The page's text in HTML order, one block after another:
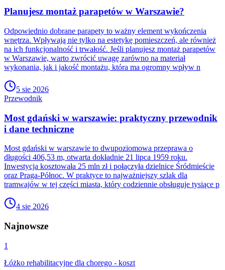
Planujesz montaż parapetów w Warszawie?
Odpowiednio dobrane parapety to ważny element wykończenia
wnętrza. Wpływają nie tylko na estetykę pomieszczeń, ale również
na ich funkcjonalność i trwałość. Jeśli planujesz montaż parapetów
w Warszawie, warto zwrócić uwagę zarówno na materiał
wykonania, jak i jakość montażu, która ma ogromny wpływ n
5 sie 2026
Przewodnik
Most gdański w warszawie: praktyczny przewodnik
i dane techniczne
Most gdański w warszawie to dwupoziomowa przeprawa o
długości 406,53 m, otwarta dokładnie 21 lipca 1959 roku.
Inwestycja kosztowała 25 mln zł i połączyła dzielnice Śródmieście
oraz Praga-Północ. W praktyce to najważniejszy szlak dla
tramwajów w tej części miasta, który codziennie obsługuje tysiące p
4 sie 2026
Najnowsze
1
Łóżko rehabilitacyjne dla chorego - koszt